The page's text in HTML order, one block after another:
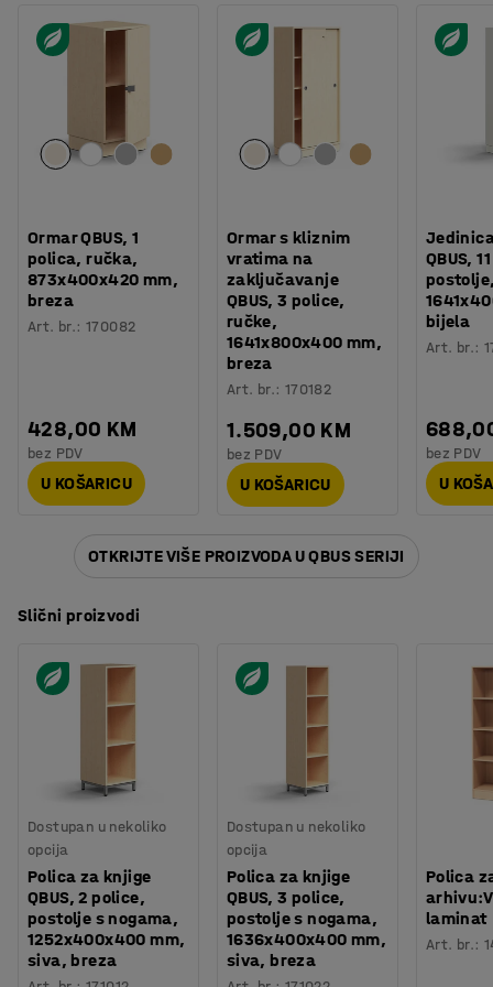
Ormar QBUS, 1
polica, ručka,
873x400x420 mm,
breza
Art. br.:170082
428,00 KM
bez PDV
U KOŠARICU
Ormar s kliznim
vratima na
zaključavanje
QBUS, 3 police,
ručke,
1641x800x400 mm,
breza
Art. br.: 170182
1.509,00 KM
bez PDV
U KOŠARICU
QBUS,
bijela
Art. br.:
bez PDV
U
OTKRIJTE VIŠE PROIZVODA U QBUS SERIJI
Slični proizvodi
Dostupan u nekoliko
opcija
Polica za knjige
QBUS, 2 police,
postolje s nogama,
1252x400x400 mm,
siva, breza
Dostupan u nekoliko
opcija
Polica za knjige
QBUS, 3 police,
postolje s nogama,
1636x400x400 mm,
siva, breza
Polica
laminat
Art. br.: